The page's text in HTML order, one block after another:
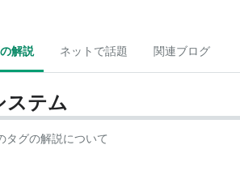
解説 ネットで話題 関連ブログ
ステム
タグの解説について